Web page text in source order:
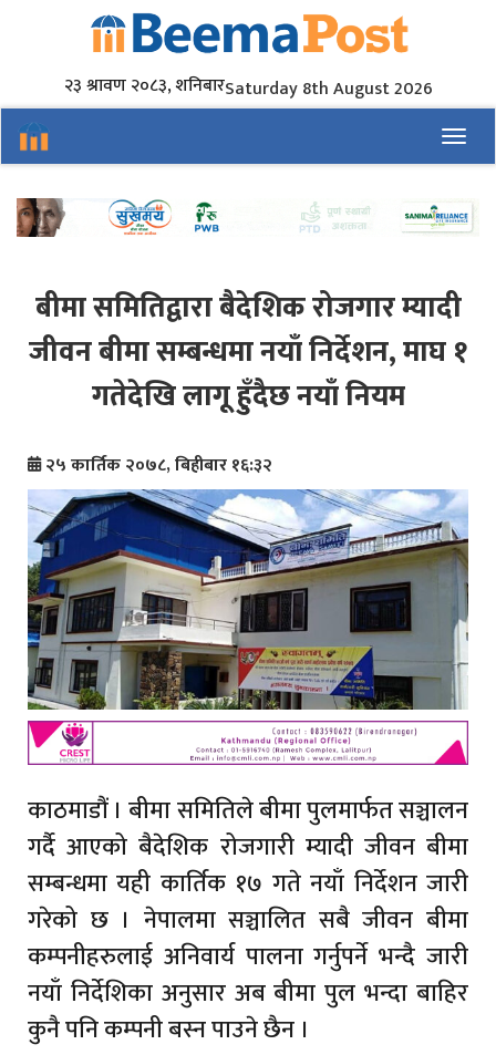
२३ श्रावण २०८३, शनिबारSaturday 8th August 2026
बीमा समितिद्वारा बैदेशिक रोजगार म्यादी
जीवन बीमा सम्बन्धमा नयाँ निर्देशन, माघ १
गतेदेखि लागू हुँदैछ नयाँ नियम
२५ कार्तिक २०७८, बिहीबार १६:३२
काठमाडौं । बीमा समितिले बीमा पुलमार्फत सञ्चालन
गर्दै आएको बैदेशिक रोजगारी म्यादी जीवन बीमा
सम्बन्धमा यही कार्तिक १७ गते नयाँ निर्देशन जारी
गरेको छ । नेपालमा सञ्चालित सबै जीवन बीमा
कम्पनीहरुलाई अनिवार्य पालना गर्नुपर्ने भन्दै जारी
नयाँ निर्देशिका अनुसार अब बीमा पुल भन्दा बाहिर
कुनै पनि कम्पनी बस्न पाउने छैन ।